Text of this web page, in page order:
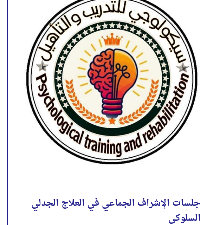
جلسات الإشراف الجماعي في العلاج الجدلي
السلوكي
السلوكي
جلسات الإشراف الجماعي في العلاج الجدلي السلوكي
DBT ( مره شهرياً ).🥼 . 🧠 لو أنت معالج أو طبيب
نفسي وعاوز تتقن العلاج الجدلي السلوكي (DBT)
الجلسات دي معمولة ليك...
تقييم
4.00
out of 5
احجز الآن